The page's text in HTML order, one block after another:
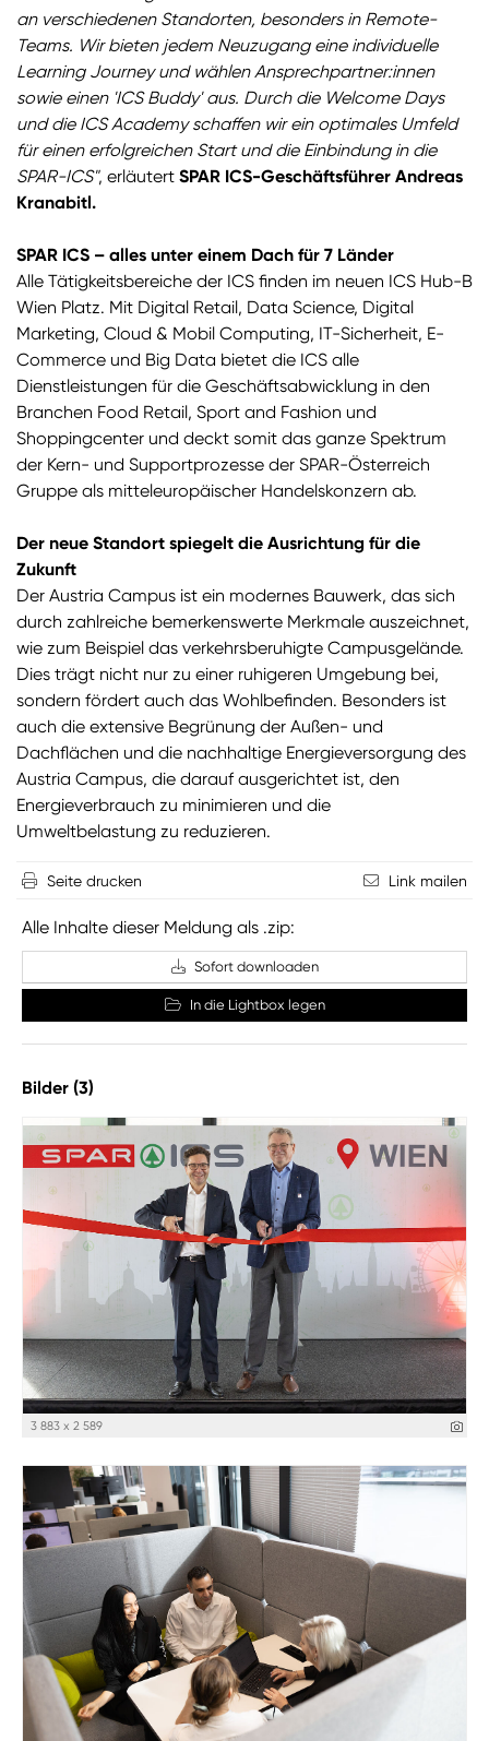
an verschiedenen Standorten, besonders in Remote-
Teams. Wir bieten jedem Neuzugang eine individuelle
Learning Journey und wählen Ansprechpartner:innen
sowie einen 'ICS Buddy' aus. Durch die Welcome Days
und die ICS Academy schaffen wir ein optimales Umfeld
für einen erfolgreichen Start und die Einbindung in die
SPAR-ICS", erläutert SPAR ICS-Geschäftsführer Andreas
Kranabitl.
SPAR ICS – alles unter einem Dach für 7 Länder
Alle Tätigkeitsbereiche der ICS finden im neuen ICS Hub-B
Wien Platz. Mit Digital Retail, Data Science, Digital
Marketing, Cloud & Mobil Computing, IT-Sicherheit, E-
Commerce und Big Data bietet die ICS alle
Dienstleistungen für die Geschäftsabwicklung in den
Branchen Food Retail, Sport and Fashion und
Shoppingcenter und deckt somit das ganze Spektrum
der Kern- und Supportprozesse der SPAR-Österreich
Gruppe als mitteleuropäischer Handelskonzern ab.
Der neue Standort spiegelt die Ausrichtung für die
Zukunft
Der Austria Campus ist ein modernes Bauwerk, das sich
durch zahlreiche bemerkenswerte Merkmale auszeichnet,
wie zum Beispiel das verkehrsberuhigte Campusgelände.
Dies trägt nicht nur zu einer ruhigeren Umgebung bei,
sondern fördert auch das Wohlbefinden. Besonders ist
auch die extensive Begrünung der Außen- und
Dachflächen und die nachhaltige Energieversorgung des
Austria Campus, die darauf ausgerichtet ist, den
Energieverbrauch zu minimieren und die
Umweltbelastung zu reduzieren.
Seite drucken Link mailen
Alle Inhalte dieser Meldung als .zip:
Sofort downloaden
In die Lightbox legen
Bilder (3)
3 883 x 2 589